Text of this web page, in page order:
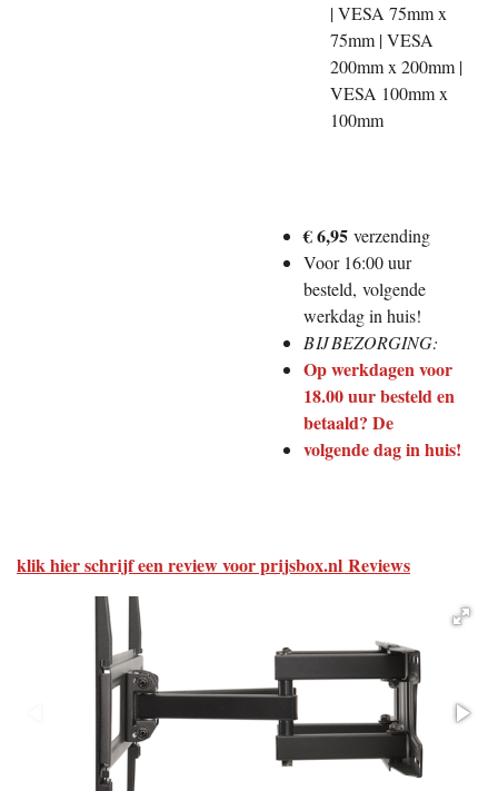
| VESA 75mm x
75mm | VESA
200mm x 200mm |
VESA 100mm x
100mm
€ 6,95 verzending
Voor 16:00 uur
besteld, volgende
werkdag in huis!
BIJ BEZORGING:
Op werkdagen voor
18.00 uur besteld en
betaald? De
volgende dag in huis!
klik hier schrijf een review voor prijsbox.nl Reviews